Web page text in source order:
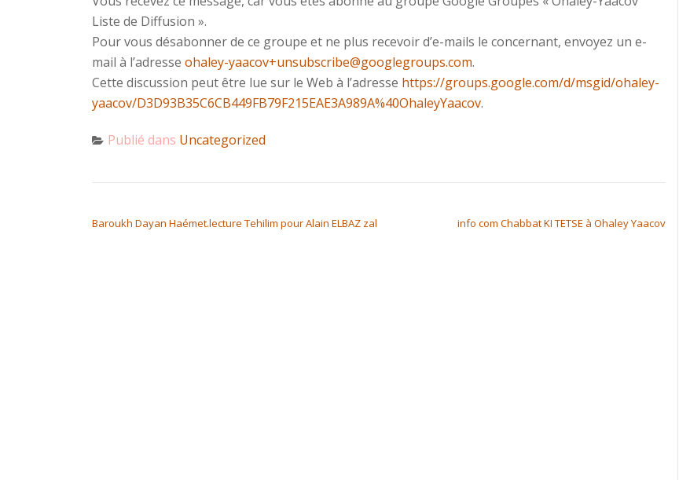
Liste de Diffusion ».
Pour vous désabonner de ce groupe et ne plus recevoir d’e-mails le concernant, envoyez un e-
mail à l’adresse ohaley-yaacov+unsubscribe@googlegroups.com.
Cette discussion peut être lue sur le Web à l’adresse https://groups.google.com/d/msgid/ohaley-
yaacov/D3D93B35C6CB449FB79F215EAE3A989A%40OhaleyYaacov.
Publié dans Uncategorized
Baroukh Dayan Haémet.lecture Tehilim pour Alain ELBAZ zal info com Chabbat KI TETSE à Ohaley Yaacov